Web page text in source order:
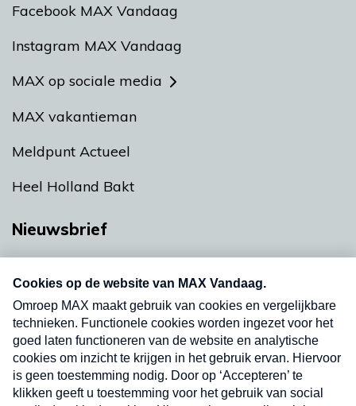
Facebook MAX Vandaag
Instagram MAX Vandaag
MAX op sociale media
MAX vakantieman
Meldpunt Actueel
Heel Holland Bakt
Nieuwsbrief
nieuwsbrief. Elke vrijdag- en dinsdagochtend in
uw mailbox.
Verzend